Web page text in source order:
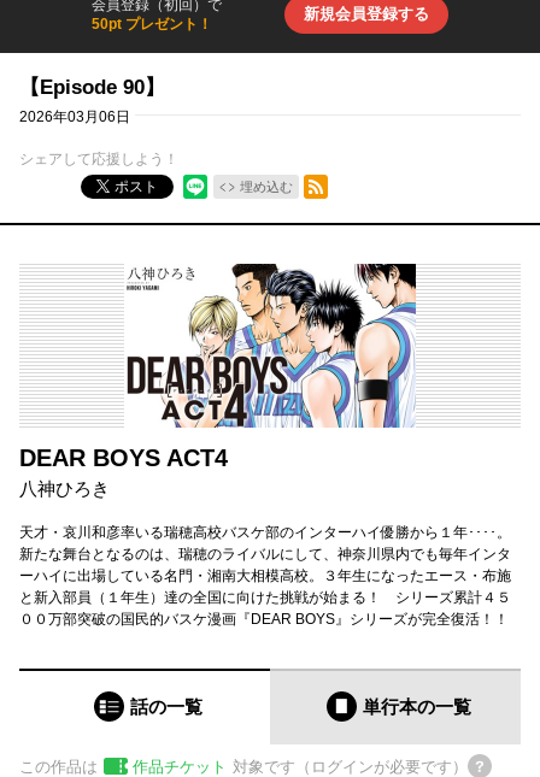
会員登録（初回）で
50pt プレゼント！
新規会員登録する
【Episode 90】
2026年03月06日
シェアして応援しよう！
ポスト
埋め込む
RSSフィード
DEAR BOYS ACT4
八神ひろき
天才・哀川和彦率いる瑞穂高校バスケ部のインターハイ優勝から１年････。
新たな舞台となるのは、瑞穂のライバルにして、神奈川県内でも毎年インタ
ーハイに出場している名門・湘南大相模高校。３年生になったエース・布施
と新入部員（１年生）達の全国に向けた挑戦が始まる！ シリーズ累計４５
００万部突破の国民的バスケ漫画『DEAR BOYS』シリーズが完全復活！！
話の一覧 単行本の一覧
この作品は 作品チケット 対象です（ログインが必要です）